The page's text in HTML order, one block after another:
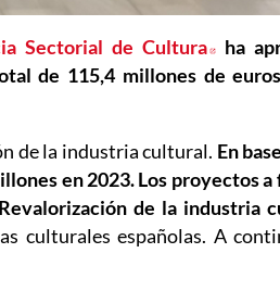
Sectorial de Cultura Abre
ha
de 115,4 millones de
de la industria cultural. En
en 2023. Los proyectos
de la industria
culturales españolas. A